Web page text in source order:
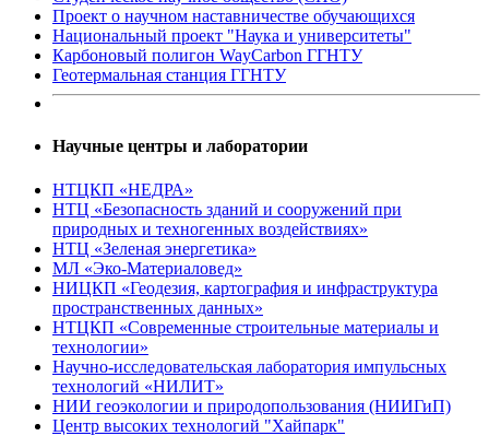
Проект о научном наставничестве обучающихся
Национальный проект "Наука и университеты"
Карбоновый полигон WayCarbon ГГНТУ
Геотермальная станция ГГНТУ
Научные центры и лаборатории
НТЦКП «НЕДРА»
НТЦ «Безопасность зданий и сооружений при
природных и техногенных воздействиях»
НТЦ «Зеленая энергетика»
МЛ «Эко-Материаловед»
НИЦКП «Геодезия, картография и инфраструктура
пространственных данных»
НТЦКП «Современные строительные материалы и
технологии»
Научно-исследовательская лаборатория импульсных
технологий «НИЛИТ»
НИИ геоэкологии и природопользования (НИИГиП)
Центр высоких технологий "Хайпарк"